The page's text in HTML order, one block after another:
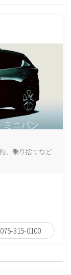
、乗り捨てなど
075-315-0100